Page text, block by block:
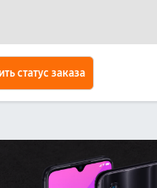
статус заказа